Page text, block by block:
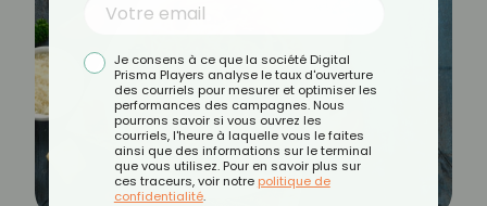
Je consens à ce que la société Digital
Prisma Players analyse le taux d'ouverture
des courriels pour mesurer et optimiser les
performances des campagnes. Nous
pourrons savoir si vous ouvrez les
courriels, l'heure à laquelle vous le faites
ainsi que des informations sur le terminal
que vous utilisez. Pour en savoir plus sur
ces traceurs, voir notre politique de
confidentialité.